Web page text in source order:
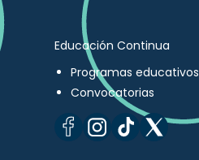
Educación Continua
Programas educativos
Convocatorias